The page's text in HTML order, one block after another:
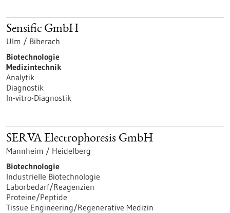
Sensific GmbH
Ulm / Biberach
Biotechnologie
Medizintechnik
Analytik
Diagnostik
In-vitro-Diagnostik
SERVA Electrophoresis GmbH
Mannheim / Heidelberg
Biotechnologie
Industrielle Biotechnologie
Laborbedarf/Reagenzien
Proteine/Peptide
Tissue Engineering/Regenerative Medizin